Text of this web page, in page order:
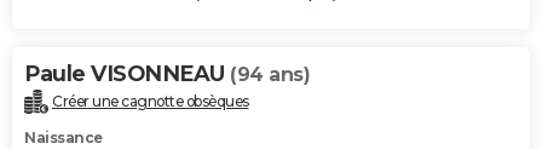
Paule VISONNEAU (94 ans)
Créer une cagnotte obsèques
Naissance